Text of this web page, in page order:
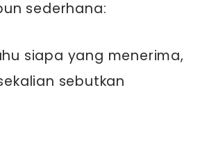
sederhana:
siapa yang menerima,
sebutkan